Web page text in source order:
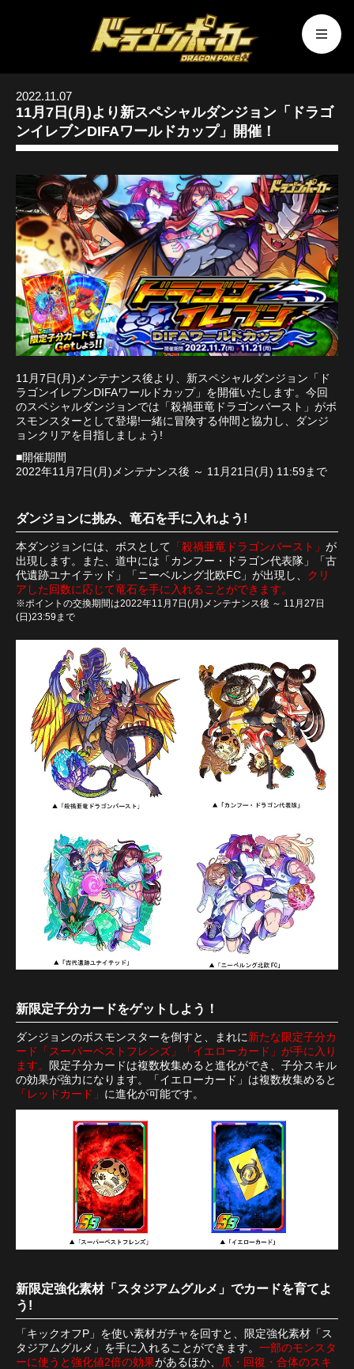
2022.11.07
11月7日(月)より新スペシャルダンジョン「ドラゴ
ンイレブンDIFAワールドカップ」開催！
11月7日(月)メンテナンス後より、新スペシャルダンジョン「ド
ラゴンイレブンDIFAワールドカップ」を開催いたします。今回
のスペシャルダンジョンでは「殺禍亜竜ドラゴンバースト」がボ
スモンスターとして登場!一緒に冒険する仲間と協力し、ダンジ
ョンクリアを目指しましょう!
■開催期間
2022年11月7日(月)メンテナンス後 ～ 11月21日(月) 11:59まで
ダンジョンに挑み、竜石を手に入れよう!
本ダンジョンには、ボスとして 「殺禍亜竜ドラゴンバースト」 が
出現します。また、道中には「カンフー・ドラゴン代表隊」「古
代遺跡ユナイテッド」「ニーベルング北欧FC」が出現し、 クリ
アした回数に応じて竜石を手に入れることができます。
※ポイントの交換期間は2022年11月7日(月)メンテナンス後 ～ 11月27日
(日)23:59まで
新限定子分カードをゲットしよう！
ダンジョンのボスモンスターを倒すと、まれに新たな限定子分カ
ード「スーパーベストフレンズ」「イエローカード」が手に入り
ます。
限定子分カードは複数枚集めると進化ができ、子分スキル
の効果が強力になります。「イエローカード」は複数枚集めると
「レッドカード」 に進化が可能です。
新限定強化素材「スタジアムグルメ」でカードを育てよ
う!
「キックオフP」を使い素材ガチャを回すと、限定強化素材「ス
タジアムグルメ」を手に入れることができます。 一部のモンスタ
ーに使うと強化値2倍の効果があるほか、
爪・回復・合体のスキ